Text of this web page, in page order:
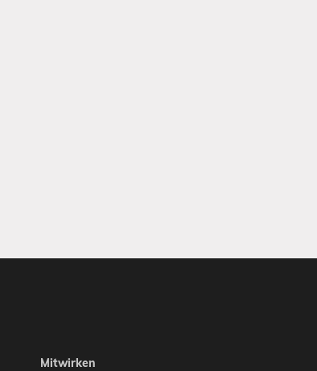
Mitwirken